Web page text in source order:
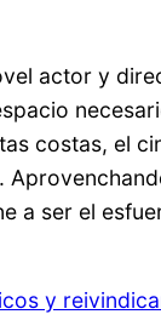
actor y
costas, el
a ser el
y